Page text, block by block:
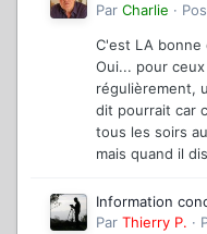
Par Charlie ·
C'est LA bonne
Oui... pour
régulièrement,
dit pourrait car
tous les soirs
mais quand il
Information
Par Thierry P. ·